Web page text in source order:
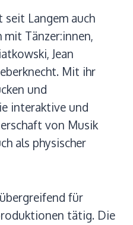
seit Langem auch
Tänzer:innen,
Jean
Mit ihr
und
interaktive und
von Musik
als physischer
für
tätig. Die